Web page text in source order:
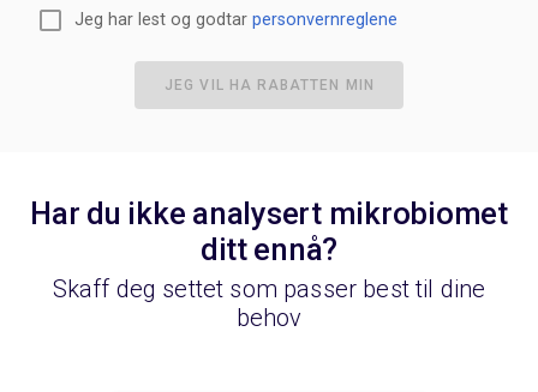
Jeg har lest og godtar personvernreglene
JEG VIL HA RABATTEN MIN
Har du ikke analysert mikrobiomet
ditt ennå?
Skaff deg settet som passer best til dine
behov